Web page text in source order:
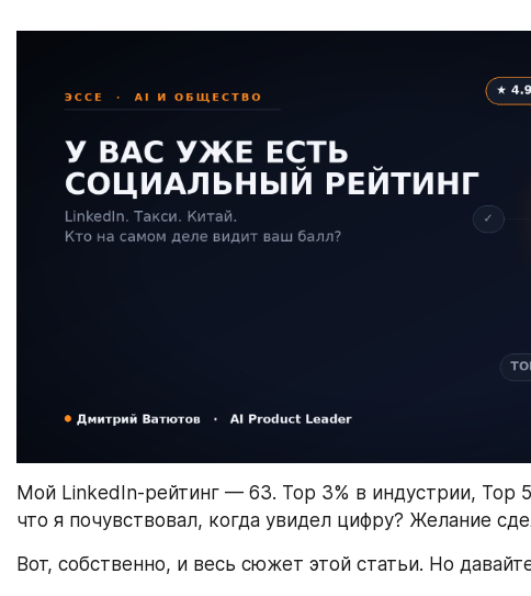
Мой LinkedIn-рейтинг — 63. Top 3% в индустрии, Top
что я почувствовал, когда увидел цифру? Желание
Вот, собственно, и весь сюжет этой статьи. Но